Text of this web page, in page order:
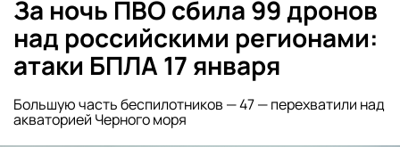
За ночь ПВО сбила 99 дронов
над российскими регионами:
атаки БПЛА 17 января
Большую часть беспилотников — 47 — перехватили над
акваторией Черного моря